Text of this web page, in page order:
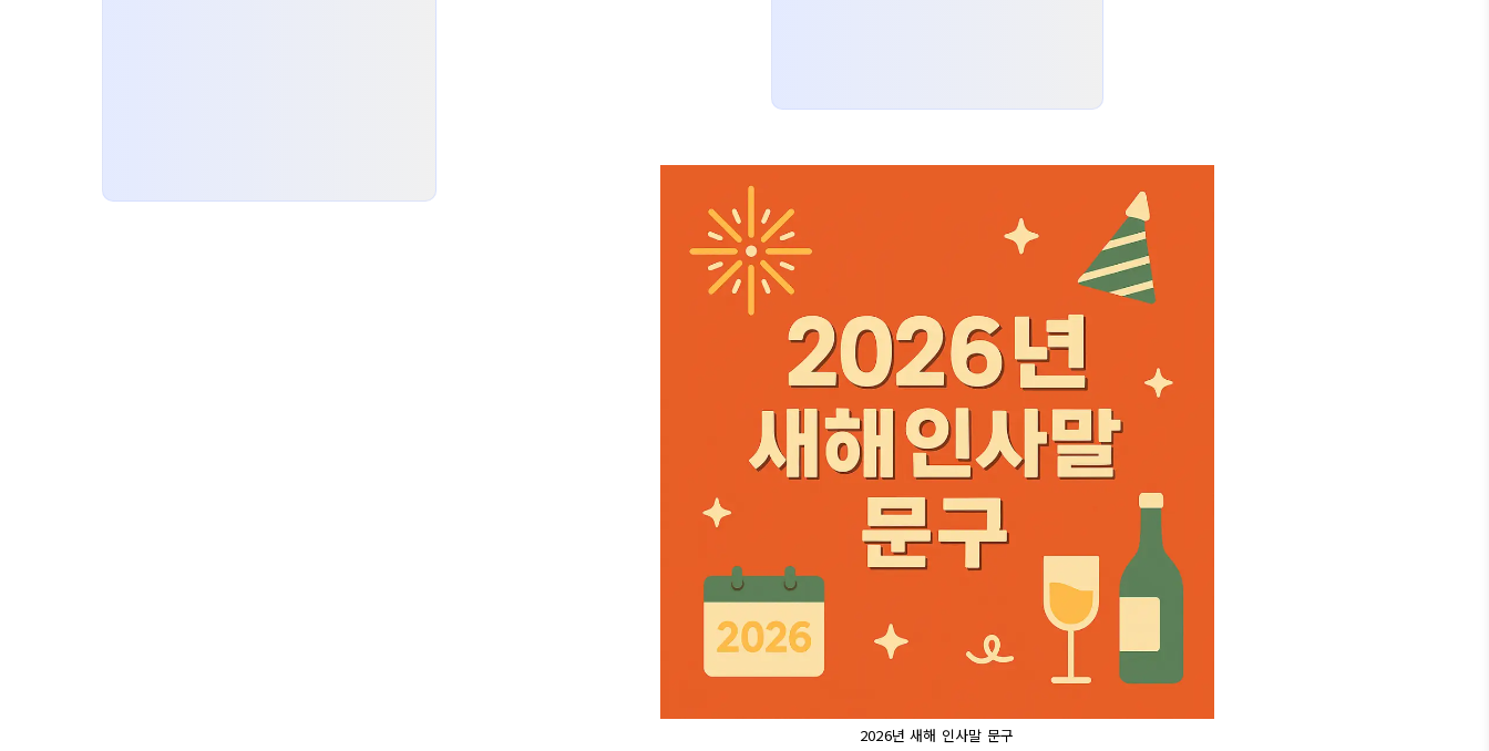
2026년 새해 인사말 문구